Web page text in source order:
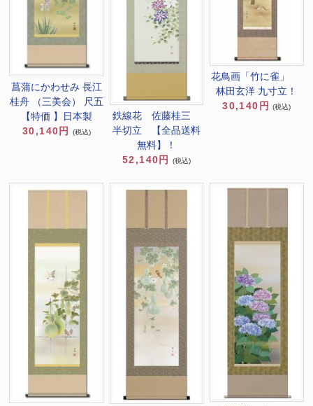
菖蒲にかわせみ 長江
桂舟 （三美会） 尺五
【特価 】日本製
30,140円
(税込)
鉄線花 佐藤桂三
半切立 【全品送料
無料】！
52,140円
(税込)
花鳥画「竹に雀」
林田玄洋 九寸立！
30,140円
(税込)